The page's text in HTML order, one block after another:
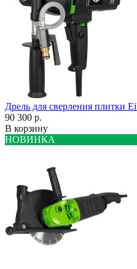
Дрель для сверления плитки
90 300 р.
В корзину
НОВИНКА